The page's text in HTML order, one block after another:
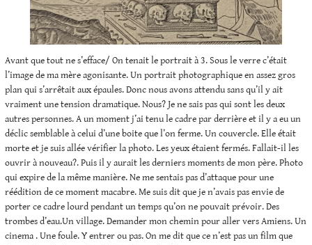
Avant que tout ne s’efface/ On tenait le portrait à 3. Sous le verre c’était
l’image de ma mère agonisante. Un portrait photographique en assez gros
plan qui s’arrêtait aux épaules. Donc nous avons attendu sans qu’il y ait
vraiment une tension dramatique. Nous? Je ne sais pas qui sont les deux
autres personnes. A un moment j’ai tenu le cadre par derrière et il y a eu un
déclic semblable à celui d’une boite que l’on ferme. Un couvercle. Elle était
morte et je suis allée vérifier la photo. Les yeux étaient fermés. Fallait-il les
ouvrir à nouveau?. Puis il y aurait les derniers moments de mon père. Photo
qui expire de la même manière. Ne me sentais pas d’attaque pour une
réédition de ce moment macabre. Me suis dit que je n’avais pas envie de
porter ce cadre lourd pendant un temps qu’on ne pouvait prévoir. Des
trombes d’eau.Un village. Demander mon chemin pour aller vers Amiens. Un
cinema . Une foule. Y entrer ou pas. On me dit que ce n’est pas un film que